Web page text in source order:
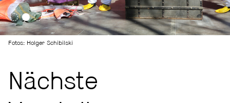
Fotos: Holger Schibilski
Nächste